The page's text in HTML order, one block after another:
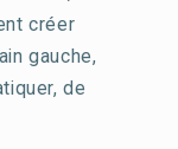
créer
gauche,
de